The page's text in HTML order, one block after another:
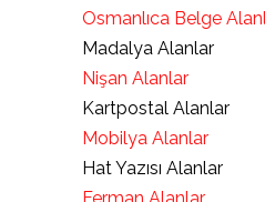
Osmanlıca Belge
Madalya Alanlar
Nişan Alanlar
Kartpostal Alanlar
Mobilya Alanlar
Hat Yazısı Alanlar